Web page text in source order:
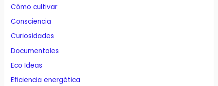
Cómo cultivar
Consciencia
Curiosidades
Documentales
Eco Ideas
Eficiencia energética